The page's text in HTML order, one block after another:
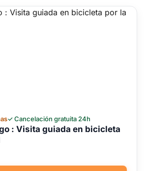
✓ Cancelación gratuita 24h
: Visita guiada en bicicleta